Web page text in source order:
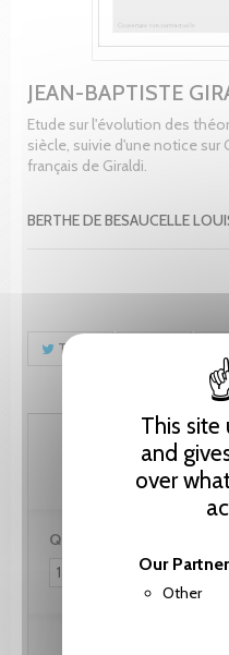
This site
and
over
Our
Other
JEAN-BAPTISTE
Etude sur l'évolution des
siècle, suivie d'une notice sur
français de Giraldi.
BERTHE DE BESAUCELLE
Tweet
Quantity: